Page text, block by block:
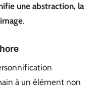
une abstraction, la
.
à un élément non